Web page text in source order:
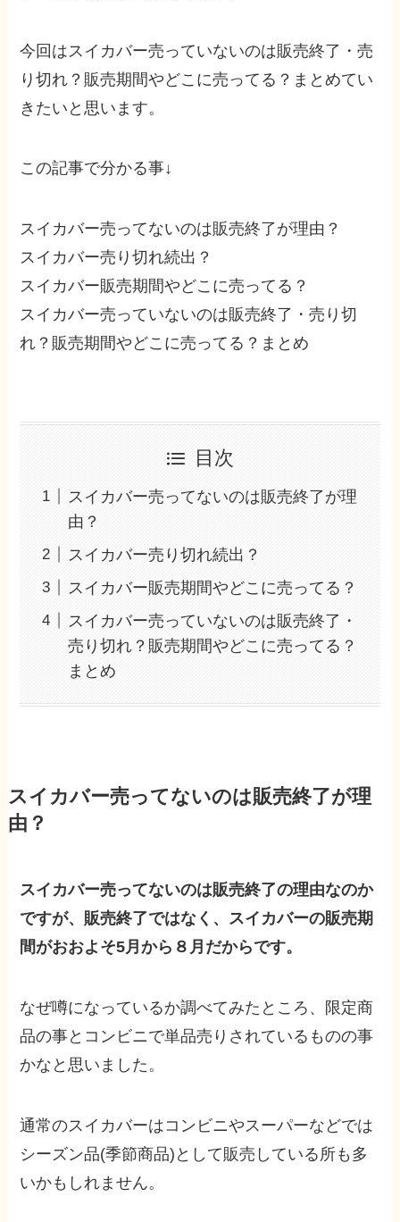
今回はスイカバー売っていないのは販売終了・売
り切れ？販売期間やどこに売ってる？まとめてい
きたいと思います。
この記事で分かる事↓
スイカバー売ってないのは販売終了が理由？
スイカバー売り切れ続出？
スイカバー販売期間やどこに売ってる？
スイカバー売っていないのは販売終了・売り切
れ？販売期間やどこに売ってる？まとめ
目次
スイカバー売ってないのは販売終了が理
由？
スイカバー売り切れ続出？
スイカバー販売期間やどこに売ってる？
スイカバー売っていないのは販売終了・
売り切れ？販売期間やどこに売ってる？
まとめ
スイカバー売ってないのは販売終了が理
由？
スイカバー売ってないのは販売終了の理由なのか
ですが、販売終了ではなく、スイカバーの販売期
間がおおよそ5月から８月だからです。
なぜ噂になっているか調べてみたところ、
限定商
品の事とコンビニで単品売りされているものの事
かなと思いました。
通常のスイカバーはコンビニやスーパーなどでは
シーズン品(季節商品)として販売している所も多
いかもしれません。